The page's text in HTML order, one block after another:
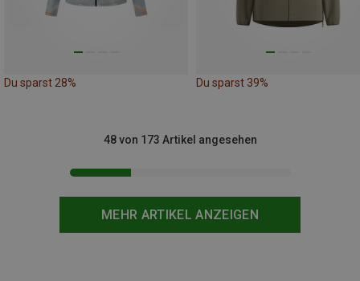
Du sparst 28% Du sparst 39%
MEHR ARTIKEL ANZEIGEN
48 von 173 Artikel angesehen